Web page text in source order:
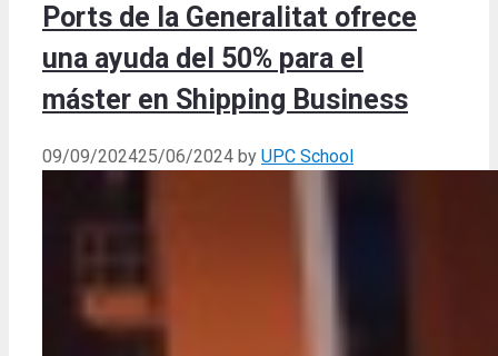
Ports de la Generalitat ofrece
una ayuda del 50% para el
máster en Shipping Business
09/09/202425/06/2024 by UPC School